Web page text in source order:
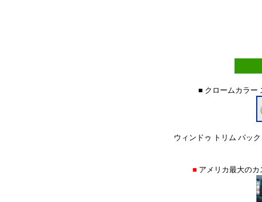
■ クロームカラー
ウィンドゥ トリム パッ
■ アメリカ最大の